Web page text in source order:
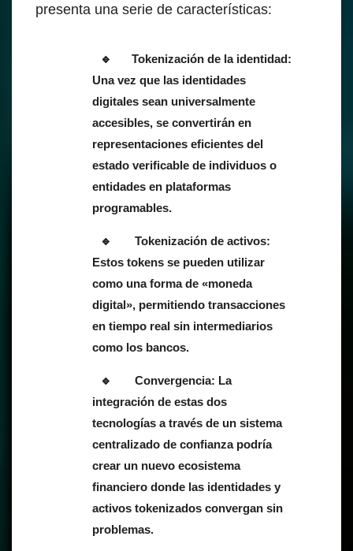
presenta una serie de características:
Tokenización de la identidad:
Una vez que las identidades
digitales sean universalmente
accesibles, se convertirán en
representaciones eficientes del
estado verificable de individuos o
entidades en plataformas
programables.
Tokenización de activos:
Estos tokens se pueden utilizar
como una forma de «moneda
digital», permitiendo transacciones
en tiempo real sin intermediarios
como los bancos.
Convergencia: La
integración de estas dos
tecnologías a través de un sistema
centralizado de confianza podría
crear un nuevo ecosistema
financiero donde las identidades y
activos tokenizados convergan sin
problemas.